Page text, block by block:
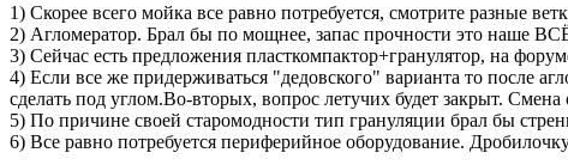
1) Скорее всего мойка все равно потребуется, смотрите разные
2) Агломератор. Брал бы по мощнее, запас прочности это наше
3) Сейчас есть предложения пласткомпактор+гранулятор, на
4) Если все же придерживаться "дедовского" варианта то после
сделать под углом.Во-вторых, вопрос летучих будет закрыт.
5) По причине своей старомодности тип грануляции брал бы
6) Все равно потребуется периферийное оборудование.